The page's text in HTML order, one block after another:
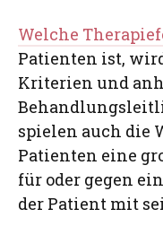
Welche
Patienten ist,
Kriterien und
spielen auch die
Patienten eine
für oder gegen
der Patient mit